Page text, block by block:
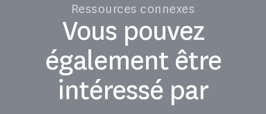
Ressources connexes
Vous pouvez
également être
intéressé par